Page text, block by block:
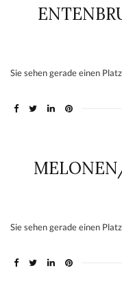
Sie sehen gerade einen
Sie sehen gerade einen